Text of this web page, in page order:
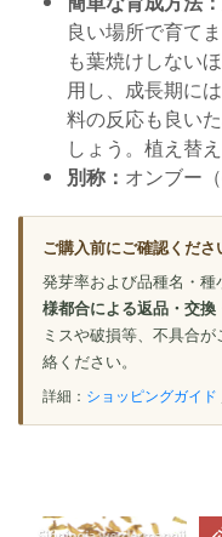
良い場所で育て
も葉焼けしない
用し、成長期に
料の反応も良い
しょう。植え替
別称： オンブー（
ご購入前にご確認くださ
発芽率および品種名・種
様都合による返品・交換
ミスや破損等、不具合
絡ください。
詳細： ショッピングガイド